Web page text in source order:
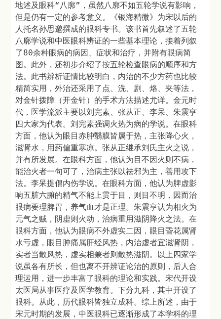
地述及眼科“八廓”，虽然八廓不如五轮学说有影响，
但是仍有一定的参考意义。《银海精微》为宋以后的
人托名孙思邈撰成的眼科专书。该书首先叙述了五轮
八廓学说和中医眼科辨证的一些基本理论，接着列叙
了80余种眼病的病因、症状和治疗，并附有眼病简
图。此外，还初步介绍了按五轮检查眼病的顺序和方
法。此书辨析证情比较明白，内治的不少方药也比较
精简实用，外治还采用了点、洗、剧、烙、夹等法，
对金针拨障（开金针）的手术方法描述尤详。金元时
代，医学流派主要以刘完素、张从正、李呆、朱震亨
四大家为代表。刘完素强调火热为病的学说。在眼科
方面，他认为眼目赤肿翳膜皆属于热，主张降心火，
滋肾水，用药偏重寒凉。张从正继承刘氏主火之说，
并有所发展。在眼科方面，他认为目不因火则不病，
能治火者一句可了，治病主张以祛邪为主，善用攻下
法。李呆提倡内伤学说。在眼科方面，他认为脾虚影
响五脏六腑的精气不能上贯于目，则目不明，因而治
眼病要理脾胃，养气血才是正理。朱震亨认为相火为
元气之贼，阴虚则火动，治病重用滋阴降火之法。在
眼科方面，他认为眼病不外虚实二因，眼目昏花属肾
水亏虚，眼目肿痛属肝经风热，内治虚者宜滋肾阴，
实者当散风热，虚实相兼者则散热滋阴。以上四家学
说虽各有所长，但也离不开辨证论治的原则，后人合
理运用，进一步丰富了眼科的理论和实践。宋代开设
太医局从事医疗及医学教育。下分九科，其中开设了
眼科。从此，历代眼科皆独立成科。综上所述，由于
宋元时期的发展，中医眼科已逐渐形成了本学科的理